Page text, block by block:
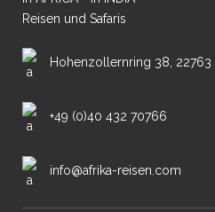
Reisen und Safaris
Hohenzollernring 38, 22763
+49 (0)40 432 70766
info@afrika-reisen.com